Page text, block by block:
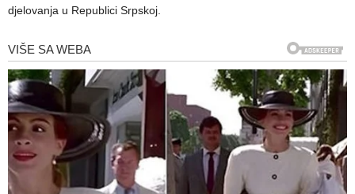
djelovanja u Republici Srpskoj.